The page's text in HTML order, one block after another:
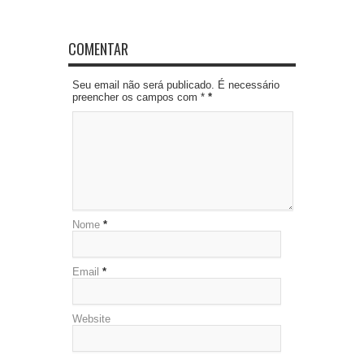
COMENTAR
Seu email não será publicado. É necessário
preencher os campos com * *
Nome *
Email *
Website